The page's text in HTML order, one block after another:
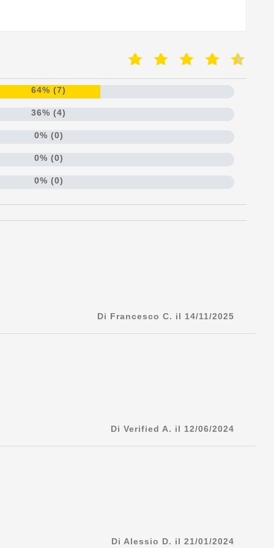
64% (7)
36% (4)
0% (0)
0% (0)
0% (0)
Di Francesco C. il 14/11/2025
Di Verified A. il 12/06/2024
Di Alessio D. il 21/01/2024